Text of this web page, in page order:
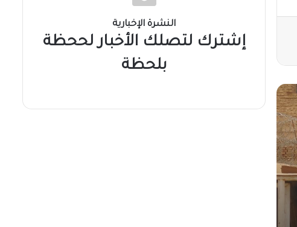
النشرة الإخبارية
إشترك لتصلك الأخبار لححظة
بلحظة